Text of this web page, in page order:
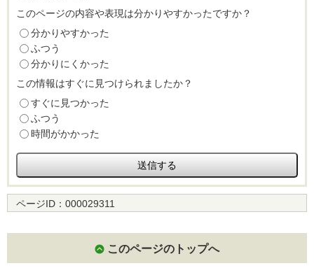
このページの内容や表現は分かりやすかったですか？
分かりやすかった
ふつう
分かりにくかった
この情報はすぐに見つけられましたか？
すぐに見つかった
ふつう
時間がかかった
ページID： 000029311
このページのトップへ